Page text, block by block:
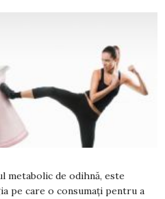
metabolic de odihnă, este
pe care o consumați pentru a